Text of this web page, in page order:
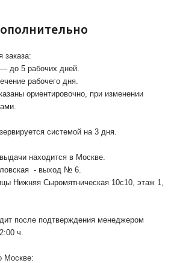
заказа:
до 5 рабочих дней.
рабочего дня.
ориентировочно, при изменении
системой на 3 дня.
находится в Москве.
- выход № 6.
Нижняя Сыромятническая 10с10, этаж 1,
после подтверждения менеджером
ч.
Москве: